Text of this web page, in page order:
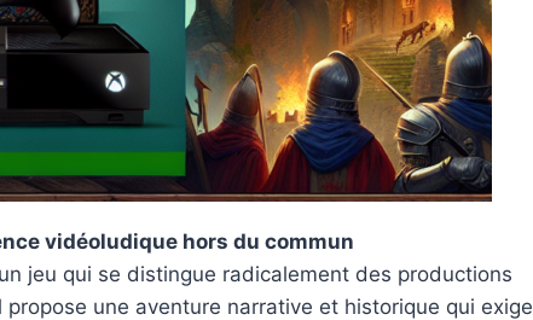
vidéoludique hors du commun
jeu qui se distingue radicalement des productions
une aventure narrative et historique qui exige